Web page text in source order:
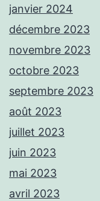
janvier 2024
décembre 2023
novembre 2023
octobre 2023
septembre 2023
août 2023
juillet 2023
juin 2023
mai 2023
avril 2023